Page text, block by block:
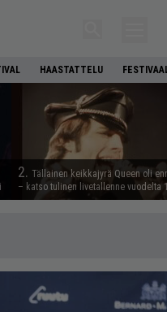
HAASTATTELU
2. Tällainen keikkajyrä Queen oli
– katso tulinen livetallenne vuodelta